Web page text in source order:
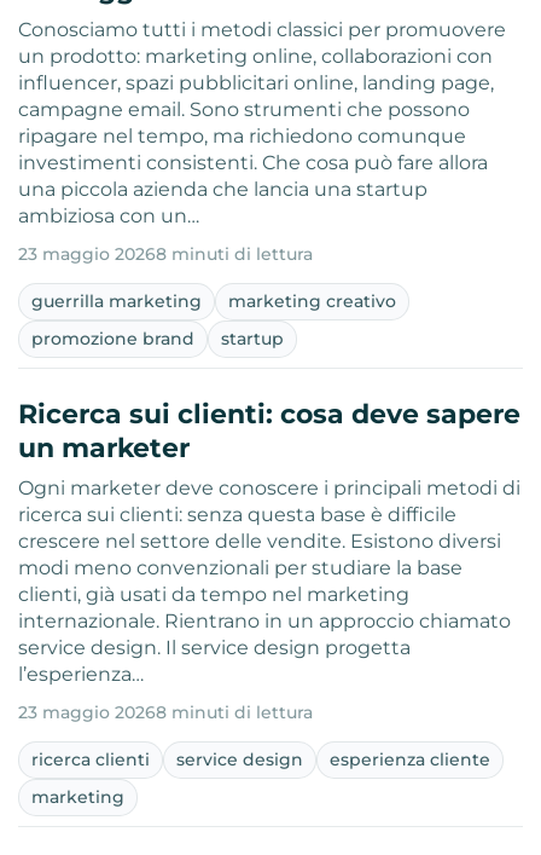
Conosciamo tutti i metodi classici per promuovere
un prodotto: marketing online, collaborazioni con
influencer, spazi pubblicitari online, landing page,
campagne email. Sono strumenti che possono
ripagare nel tempo, ma richiedono comunque
investimenti consistenti. Che cosa può fare allora
una piccola azienda che lancia una startup
ambiziosa con un…
23 maggio 20268 minuti di lettura
guerrilla marketing
marketing creativo
promozione brand
startup
Ricerca sui clienti: cosa deve sapere
un marketer
Ogni marketer deve conoscere i principali metodi di
ricerca sui clienti: senza questa base è difficile
crescere nel settore delle vendite. Esistono diversi
modi meno convenzionali per studiare la base
clienti, già usati da tempo nel marketing
internazionale. Rientrano in un approccio chiamato
service design. Il service design progetta
l’esperienza…
23 maggio 20268 minuti di lettura
ricerca clienti service design
esperienza cliente
marketing